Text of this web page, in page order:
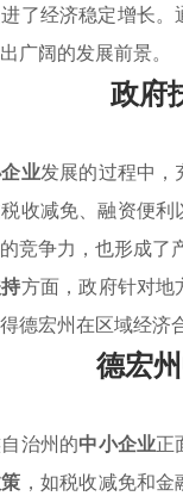
了经济稳定增长
广阔的发展前景。
政府
业发展的过程中，
收减免、融资便
竞争力，也形成了
方面，政府针对
德宏州在区域经济
德宏
治州的中小企业正
，如税收减免和